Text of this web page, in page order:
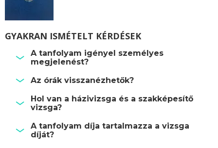
GYAKRAN ISMÉTELT KÉRDÉSEK
A tanfolyam igényel személyes
megjelenést?
Az órák visszanézhetők?
Hol van a házivizsga és a szakképesítő
vizsga?
A tanfolyam díja tartalmazza a vizsga
díját?